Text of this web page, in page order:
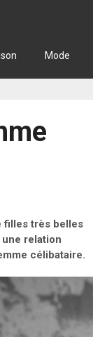
Mode
filles très belles
relation
célibataire.